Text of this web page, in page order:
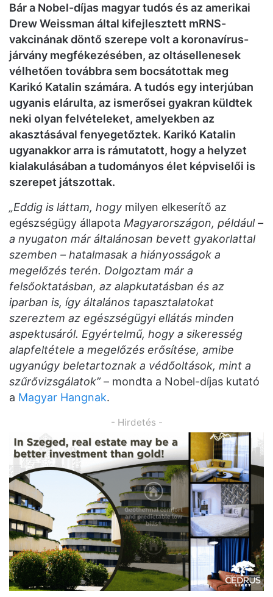
Bár a Nobel-díjas magyar tudós és az amerikai
Drew Weissman által kifejlesztett mRNS-
vakcinának döntő szerepe volt a koronavírus-
járvány megfékezésében, az oltásellenesek
vélhetően továbbra sem bocsátottak meg
Karikó Katalin számára. A tudós egy interjúban
ugyanis elárulta, az ismerősei gyakran küldtek
neki olyan felvételeket, amelyekben az
akasztásával fenyegetőztek. Karikó Katalin
ugyanakkor arra is rámutatott, hogy a helyzet
kialakulásában a tudományos élet képviselői is
szerepet játszottak.
„Eddig is láttam, hogy milyen elkeserítő az
egészségügy állapota Magyarországon, például –
a nyugaton már általánosan bevett gyakorlattal
szemben – hatalmasak a hiányosságok a
megelőzés terén. Dolgoztam már a
felsőoktatásban, az alapkutatásban és az
iparban is, így általános tapasztalatokat
szereztem az egészségügyi ellátás minden
aspektusáról. Egyértelmű, hogy a sikeresség
alapfeltétele a megelőzés erősítése, amibe
ugyanúgy beletartoznak a védőoltások, mint a
szűrővizsgálatok”– mondta a Nobel-díjas kutató
a Magyar Hangnak.
- Hirdetés -